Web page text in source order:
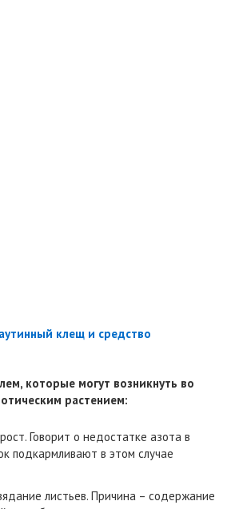
которые могут возникнуть во
растением:
Говорит о недостатке азота в
подкармливают в этом случае
листьев. Причина – содержание